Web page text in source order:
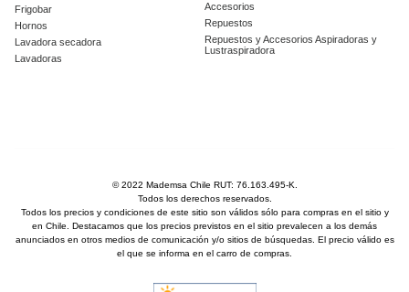
Frigobar
Hornos
Lavadora secadora
Lavadoras
Accesorios
Repuestos
Repuestos y Accesorios Aspiradoras y
Lustraspiradora
© 2022 Mademsa Chile RUT: 76.163.495-K.
Todos los derechos reservados.
Todos los precios y condiciones de este sitio son válidos sólo para compras en el sitio y
en Chile. Destacamos que los precios previstos en el sitio prevalecen a los demás
anunciados en otros medios de comunicación y/o sitios de búsquedas. El precio válido es
el que se informa en el carro de compras.